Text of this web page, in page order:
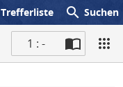
Trefferliste search Suchen
1 : -